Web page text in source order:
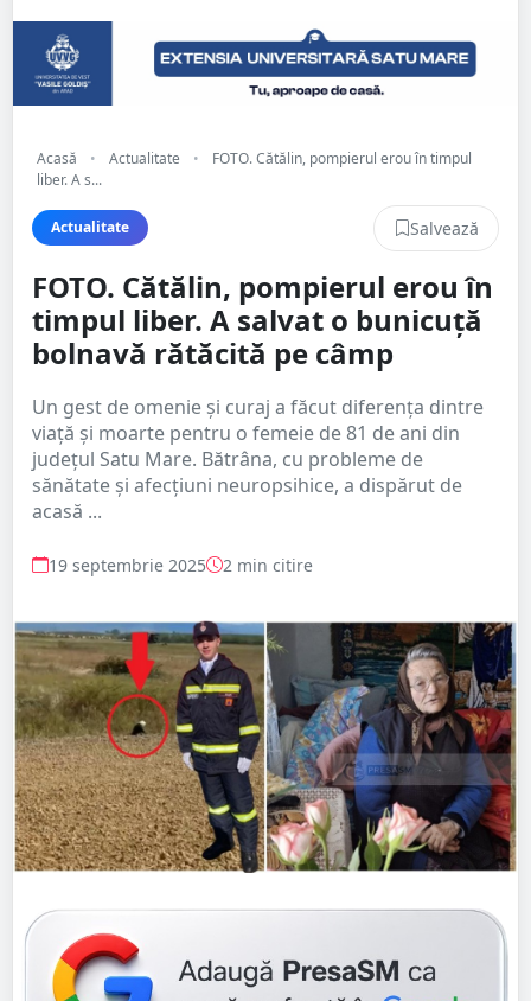
Acasă • Actualitate •
FOTO. Cătălin, pompierul erou în timpul
liber. A s...
Actualitate Salvează
FOTO. Cătălin, pompierul erou în
timpul liber. A salvat o bunicuță
bolnavă rătăcită pe câmp
Un gest de omenie și curaj a făcut diferența dintre
viață și moarte pentru o femeie de 81 de ani din
județul Satu Mare. Bătrâna, cu probleme de
sănătate și afecțiuni neuropsihice, a dispărut de
acasă ...
19 septembrie 2025 2 min citire